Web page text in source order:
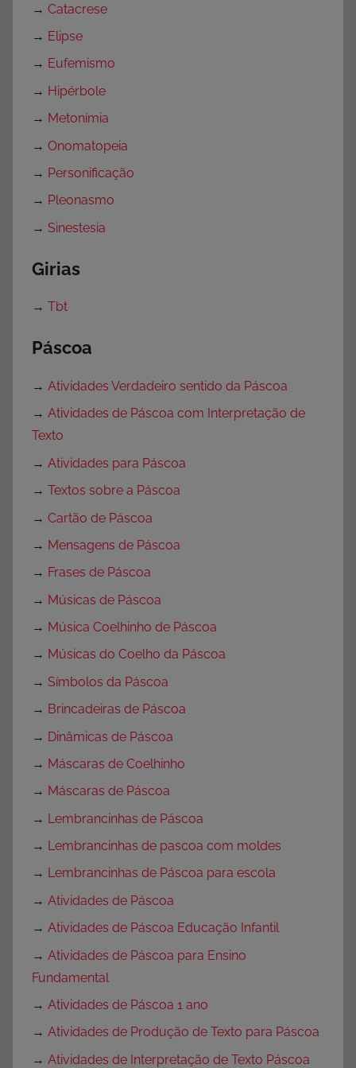
→ Catacrese
→ Elipse
→ Eufemismo
→ Hipérbole
→ Metonímia
→ Onomatopeia
→ Personificação
→ Pleonasmo
→ Sinestesia
Girias
→ Tbt
Páscoa
→ Atividades Verdadeiro sentido da Páscoa
→ Atividades de Páscoa com Interpretação de
Texto
→ Atividades para Páscoa
→ Textos sobre a Páscoa
→ Cartão de Páscoa
→ Mensagens de Páscoa
→ Frases de Páscoa
→ Músicas de Páscoa
→ Música Coelhinho de Páscoa
→ Músicas do Coelho da Páscoa
→ Símbolos da Páscoa
→ Brincadeiras de Páscoa
→ Dinâmicas de Páscoa
→ Máscaras de Coelhinho
→ Máscaras de Páscoa
→ Lembrancinhas de Páscoa
→ Lembrancinhas de pascoa com moldes
→ Lembrancinhas de Páscoa para escola
→ Atividades de Páscoa
→ Atividades de Páscoa Educação Infantil
→ Atividades de Páscoa para Ensino
Fundamental
→ Atividades de Páscoa 1 ano
→ Atividades de Produção de Texto para Páscoa
→ Atividades de Interpretação de Texto Páscoa